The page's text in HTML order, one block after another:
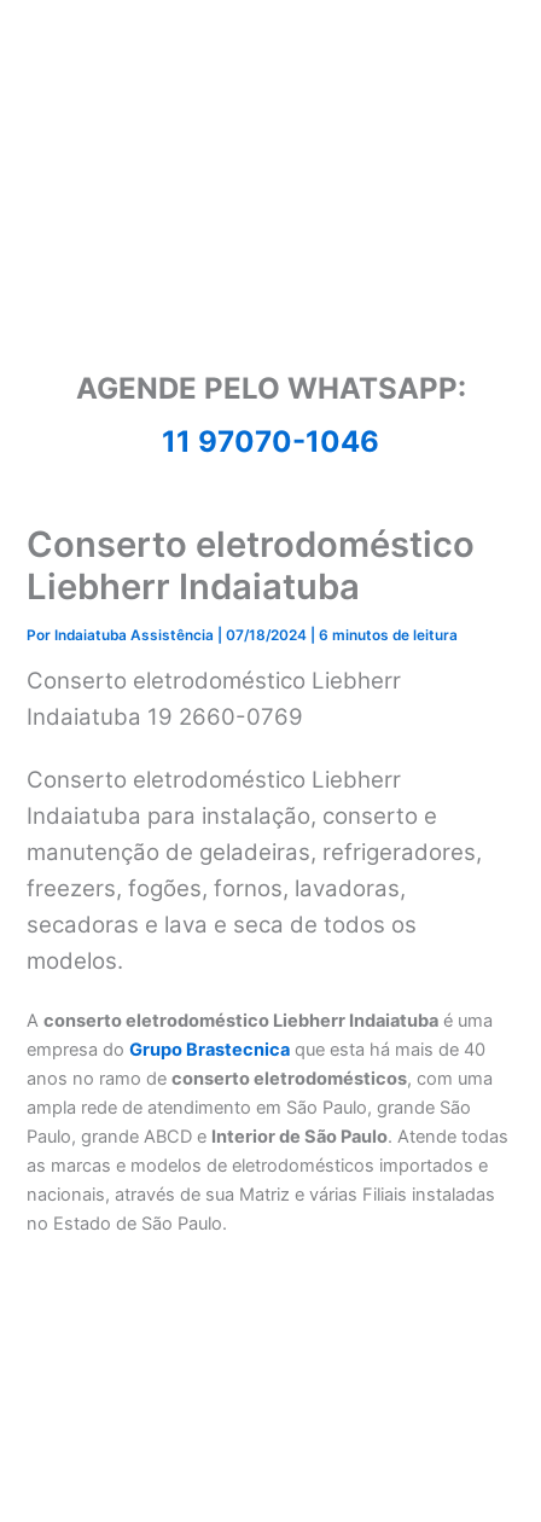
AGENDE PELO WHATSAPP:
11 97070-1046
Conserto eletrodoméstico
Liebherr Indaiatuba
Por Indaiatuba Assistência |07/18/2024 |6 minutos de leitura
Conserto eletrodoméstico Liebherr
Indaiatuba 19 2660-0769
Conserto eletrodoméstico Liebherr
Indaiatuba para instalação, conserto e
manutenção de geladeiras, refrigeradores,
freezers, fogões, fornos, lavadoras,
secadoras e lava e seca de todos os
modelos.
Aconserto eletrodoméstico Liebherr Indaiatuba é uma
empresa doGrupo Brastecnica que esta há mais de 40
anos no ramo deconserto eletrodomésticos, com uma
ampla rede de atendimento em São Paulo, grande São
Paulo, grande ABCD e Interior de São Paulo. Atende todas
as marcas e modelos de eletrodomésticos importados e
nacionais, através de sua Matriz e várias Filiais instaladas
no Estado de São Paulo.